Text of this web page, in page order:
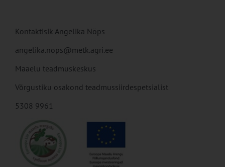
Kontaktisik Angelika Nöps
angelika.nops@metk.agri.ee
Maaelu teadmuskeskus
Võrgustiku osakond teadmussiirdespetsialist
5308 9961